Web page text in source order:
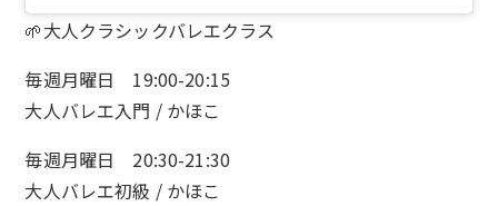
🌱大人クラシックバレエクラス
毎週月曜日 19:00-20:15
大人バレエ入門 / かほこ
毎週月曜日 20:30-21:30
大人バレエ初級 / かほこ